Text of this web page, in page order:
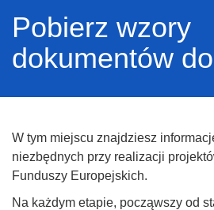
Pobierz wzory
dokumentów
W tym miejscu znajdziesz
niezbędnych przy realizacji
Funduszy Europejskich.
Na każdym etapie, począwszy od